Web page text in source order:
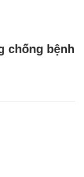
chống bệnh